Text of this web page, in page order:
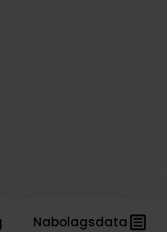
Nabolagsdata